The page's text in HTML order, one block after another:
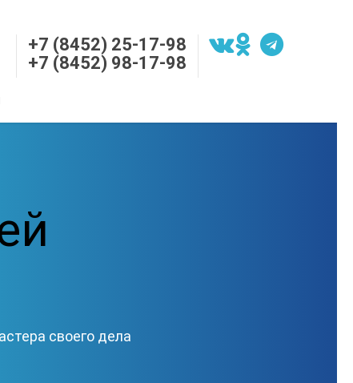
+7 (8452) 25-17-98
+7 (8452) 98-17-98
своего дела